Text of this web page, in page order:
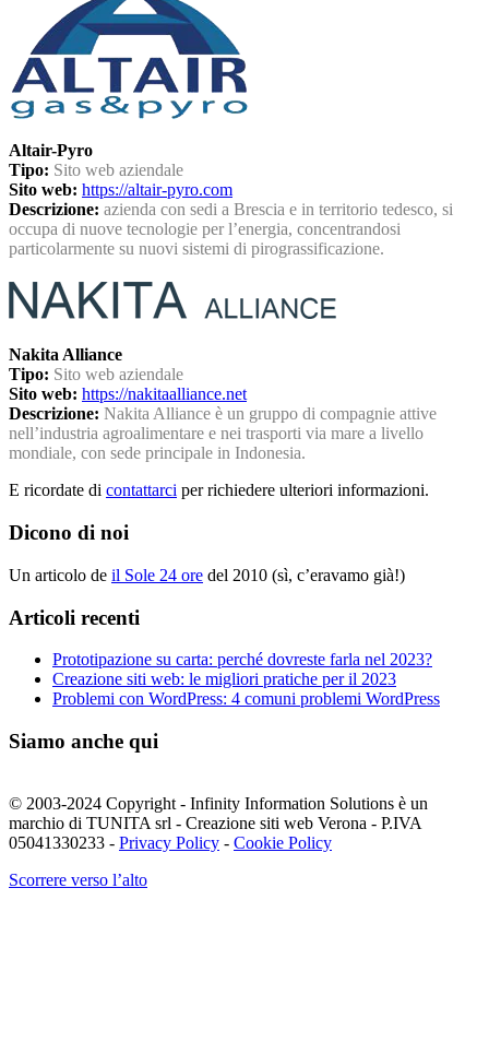
Altair-Pyro
Tipo: Sito web aziendale
Sito web: https://altair-pyro.com
Descrizione: azienda con sedi a Brescia e in territorio tedesco, si
occupa di nuove tecnologie per l’energia, concentrandosi
particolarmente su nuovi sistemi di pirograssificazione.
Nakita Alliance
Tipo: Sito web aziendale
Sito web: https://nakitaalliance.net
Descrizione: Nakita Alliance è un gruppo di compagnie attive
nell’industria agroalimentare e nei trasporti via mare a livello
mondiale, con sede principale in Indonesia.
E ricordate di contattarci per richiedere ulteriori informazioni.
Dicono di noi
Un articolo de il Sole 24 ore del 2010 (sì, c’eravamo già!)
Articoli recenti
Prototipazione su carta: perché dovreste farla nel 2023?
Creazione siti web: le migliori pratiche per il 2023
Problemi con WordPress: 4 comuni problemi WordPress
Siamo anche qui
© 2003-2024 Copyright - Infinity Information Solutions è un
marchio di TUNITA srl - Creazione siti web Verona - P.IVA
05041330233 - Privacy Policy - Cookie Policy
Scorrere verso l’alto